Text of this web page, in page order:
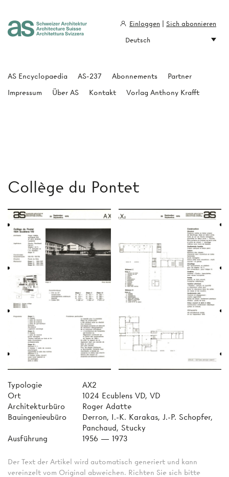
Collège du Pontet
Typologie
AX2
Ort
1024 Ecublens VD, VD
Architekturbüro
Roger Adatte
Bauingenieubüro
Derron, I.-K. Karakas, J.-P. Schopfer,
Panchaud, Stucky
Ausführung
1956 — 1973
Der Text der Artikel wird automatisch generiert und kann
vereinzelt vom Original abweichen. Richten Sie sich bitte
AS Encyclopaedia AS-237 Abonnements
Partner
Impressum
Über AS Kontakt Vorlag Anthony Krafft
Einloggen
Sich abonnieren
Deutsch